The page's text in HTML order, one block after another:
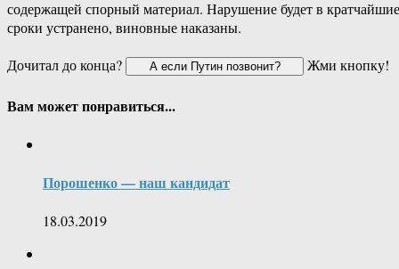
содержащей спорный материал. Нарушение будет в кратчайшие
сроки устранено, виновные наказаны.
Дочитал до конца?
Жми кнопку!
Вам может понравиться...
Порошенко — наш кандидат
18.03.2019